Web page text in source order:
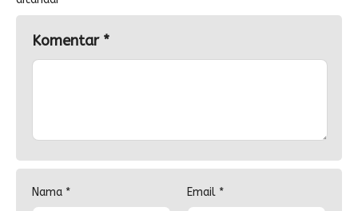
Komentar *
Nama * Email *